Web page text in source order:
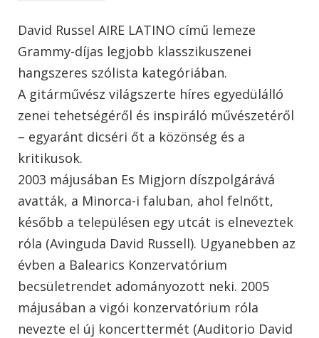
David Russel AIRE LATINO című lemeze
Grammy-díjas legjobb klasszikuszenei
hangszeres szólista kategóriában.
A gitárművész világszerte híres egyedülálló
zenei tehetségéről és inspiráló művészetéről
– egyaránt dicséri őt a közönség és a
kritikusok.
2003 májusában Es Migjorn díszpolgárává
avatták, a Minorca-i faluban, ahol felnőtt,
később a településen egy utcát is elneveztek
róla (Avinguda David Russell). Ugyanebben az
évben a Balearics Konzervatórium
becsületrendet adományozott neki. 2005
májusában a vigói konzervatórium róla
nevezte el új koncerttermét (Auditorio David